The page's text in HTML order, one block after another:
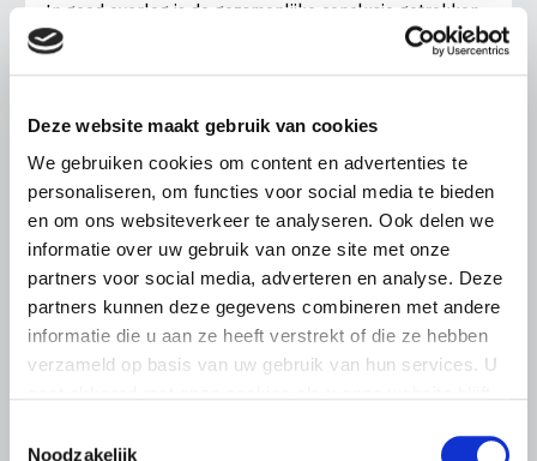
Deze website maakt gebruik van cookies
We gebruiken cookies om content en advertenties te
personaliseren, om functies voor social media te bieden
en om ons websiteverkeer te analyseren. Ook delen we
informatie over uw gebruik van onze site met onze
partners voor social media, adverteren en analyse. Deze
partners kunnen deze gegevens combineren met andere
informatie die u aan ze heeft verstrekt of die ze hebben
verzameld op basis van uw gebruik van hun services. U
Noodzakelijk
In goed overleg is de gezamenlijke conclusie getrokken
dat Calon op het einde van het jaar geen nieuwe termijn
aangaat…